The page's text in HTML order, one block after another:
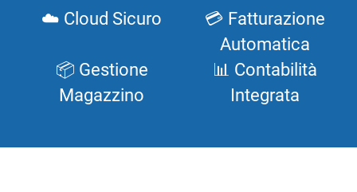
☁️ Cloud Sicuro
💳 Fatturazione
Automatica
📦 Gestione
Magazzino
📊 Contabilità
Integrata